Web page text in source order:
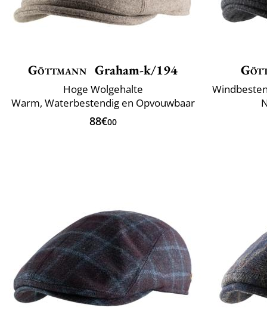
Göttmann Graham-k/194
Hoge Wolgehalte
Warm, Waterbestendig en Opvouwbaar
88€00